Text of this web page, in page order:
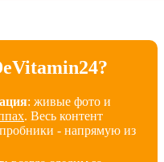
: живые фото и
. Весь контент
- напрямую из